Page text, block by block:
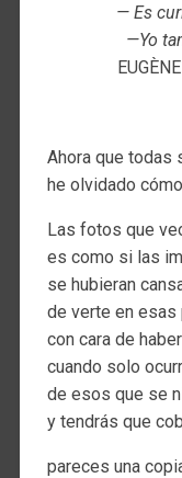
— Es
—Yo
Ahora que todas
he olvidado
Las fotos que
es como si las
se hubieran
de verte en
con cara de
cuando solo
de esos que se
y tendrás que
pareces una